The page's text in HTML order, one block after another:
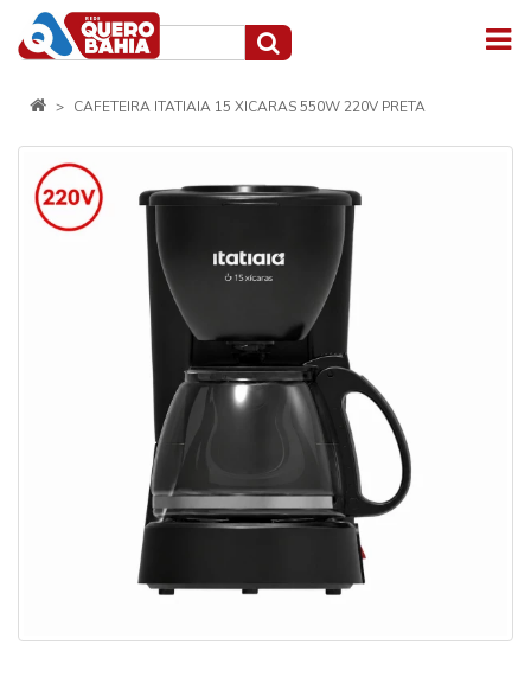
CAFETEIRA ITATIAIA 15 XICARAS 550W 220V PRETA